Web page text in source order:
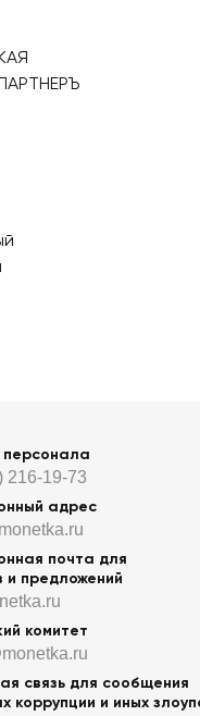
216-19-73
адрес
почта для
и предложений
комитет
связь для сообщения
коррупции и иных